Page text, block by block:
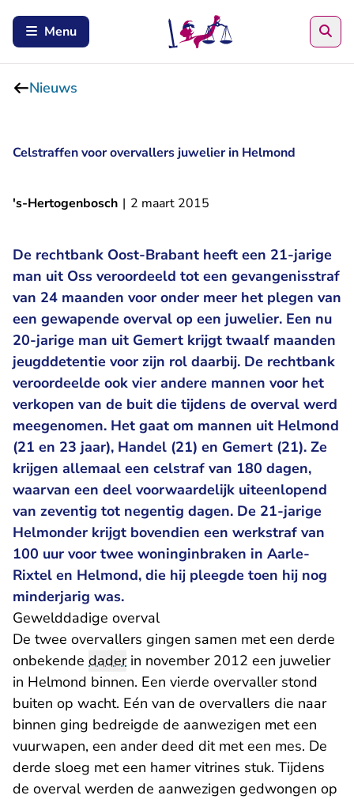
Menu
Nieuws
Celstraffen voor overvallers juwelier in Helmond
's-Hertogenbosch | 2 maart 2015
De rechtbank Oost-Brabant heeft een 21-jarige
man uit Oss veroordeeld tot een gevangenisstraf
van 24 maanden voor onder meer het plegen van
een gewapende overval op een juwelier. Een nu
20-jarige man uit Gemert krijgt twaalf maanden
jeugddetentie voor zijn rol daarbij. De rechtbank
veroordeelde ook vier andere mannen voor het
verkopen van de buit die tijdens de overval werd
meegenomen. Het gaat om mannen uit Helmond
(21 en 23 jaar), Handel (21) en Gemert (21). Ze
krijgen allemaal een celstraf van 180 dagen,
waarvan een deel voorwaardelijk uiteenlopend
van zeventig tot negentig dagen. De 21-jarige
Helmonder krijgt bovendien een werkstraf van
100 uur voor twee woninginbraken in Aarle-
Rixtel en Helmond, die hij pleegde toen hij nog
minderjarig was.
Gewelddadige overval
De twee overvallers gingen samen met een derde
onbekende daderin november 2012 een juwelier
in Helmond binnen. Een vierde overvaller stond
buiten op wacht. Eén van de overvallers die naar
binnen ging bedreigde de aanwezigen met een
vuurwapen, een ander deed dit met een mes. De
derde sloeg met een hamer vitrines stuk. Tijdens
de overval werden de aanwezigen gedwongen op